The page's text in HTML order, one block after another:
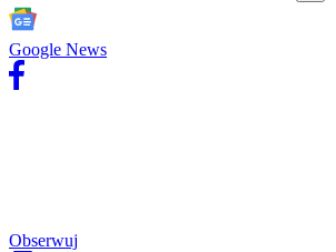
Google News
Obserwuj